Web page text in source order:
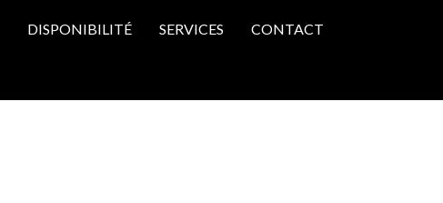
DISPONIBILITÉ SERVICES CONTACT